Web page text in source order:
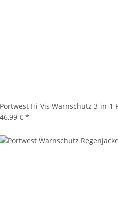
Portwest Hi-Vis Warnschutz 3-in-1
46,99 € *